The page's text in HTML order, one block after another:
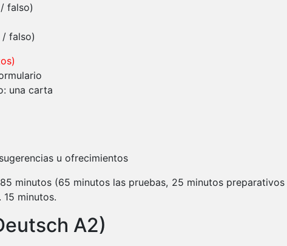
falso)
/ falso)
una carta
u ofrecimientos
minutos (65 minutos las pruebas, 25 minutos
minutos.
A2)